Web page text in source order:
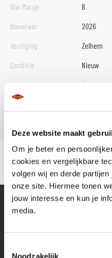
Deze website maakt
Om je beter en
cookies en vergelijkbare
volgen wij en derde
onze site. Hiermee tonen
jouw interesse en kun je
media.
Noodzakelijk
Btw Marge
B
Bouwjaar
2026
Vestiging
Zelhem
Conditie
Nieuw
Rijbewijs type
A